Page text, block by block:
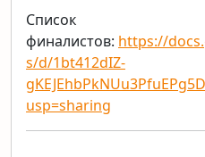
Список
финалистов: https://
s/d/1bt412dIZ-
usp=sharing